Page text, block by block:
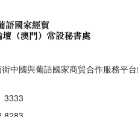
中國與葡語國家商貿合作服務平
3333